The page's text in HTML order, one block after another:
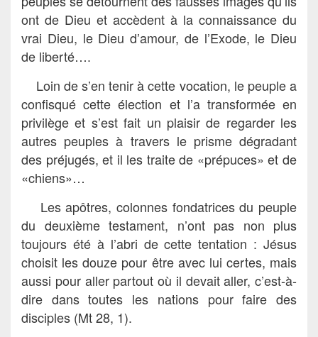
ont de Dieu et accèdent à la connaissance du
vrai Dieu, le Dieu d’amour, de l’Exode, le Dieu
de liberté….
Loin de s’en tenir à cette vocation, le peuple a
confisqué cette élection et l’a transformée en
privilège et s’est fait un plaisir de regarder les
autres peuples à travers le prisme dégradant
des préjugés, et il les traite de «prépuces» et de
«chiens»…
Les apôtres, colonnes fondatrices du peuple
du deuxième testament, n’ont pas non plus
toujours été à l’abri de cette tentation : Jésus
choisit les douze pour être avec lui certes, mais
aussi pour aller partout où il devait aller, c’est-à-
dire dans toutes les nations pour faire des
disciples (Mt 28, 1).